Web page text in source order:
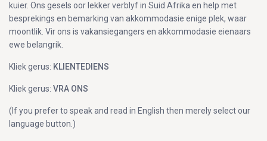
kuier. Ons gesels oor lekker verblyf in Suid Afrika en help met
besprekings en bemarking van akkommodasie enige plek, waar
moontlik. Vir ons is vakansiegangers en akkommodasie eienaars
ewe belangrik.
Kliek gerus: KLIENTEDIENS
Kliek gerus:VRA ONS
(If you prefer to speak and read in English then merely select our
language button.)